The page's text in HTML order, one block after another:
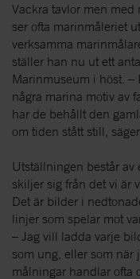
Vackra tavlor men med
ser ofta marinmåleriet
verksamma
ställer han nu ut ett
Marinmuseum i höst. –
några marina motiv av
har de behållt den
om tiden stått still,
Utställningen består
skiljer sig från det vi är
Det är bilder i
linjer som spelar mot
– Jag vill ladda varje
som ung, eller som
målningar handlar ofta